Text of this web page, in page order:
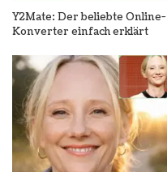
Y2Mate: Der beliebte Online-
Konverter einfach erklärt